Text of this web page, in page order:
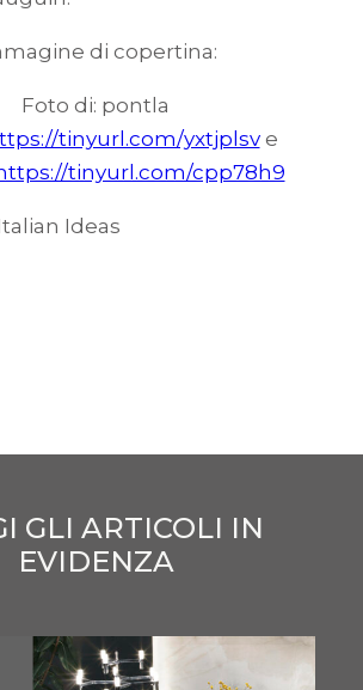
di copertina:
Foto di: pontla
tinyurl.com/yxtjplsve
tinyurl.com/cpp78h9
Ideas
GLI ARTICOLI IN
EVIDENZA